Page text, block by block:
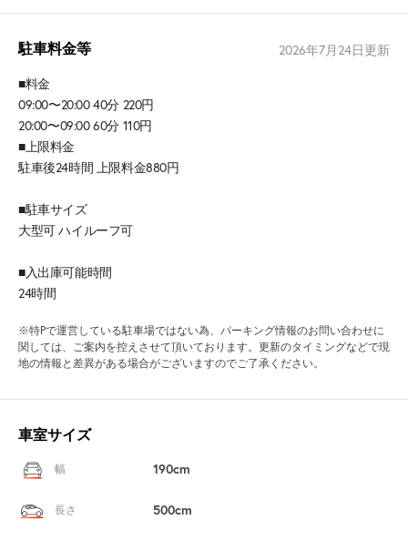
駐車料金等 2026年7月24日更新
■料金
09:00〜20:00 40分 220円
20:00〜09:00 60分 110円
■上限料金
駐車後24時間 上限料金880円
■駐車サイズ
大型可 ハイルーフ可
■入出庫可能時間
24時間
※特Pで運営している駐車場ではない為、パーキング情報のお問い合わせに
関しては、ご案内を控えさせて頂いております。更新のタイミングなどで現
地の情報と差異がある場合がございますのでご了承ください。
車室サイズ
幅 190cm
長さ 500cm